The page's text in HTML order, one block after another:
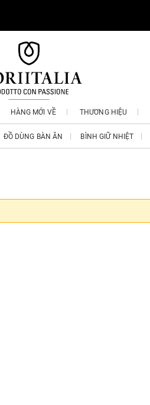
HÀNG MỚI VỀ THƯƠNG HIỆU
ĐỒ DÙNG BÀN ĂN BÌNH GIỮ NHIỆT